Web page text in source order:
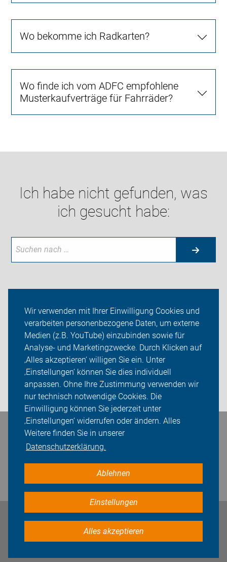
Wir verwenden mit Ihrer Einwilligung Cookies und
verarbeiten personenbezogene Daten, um externe
Medien (z.B. YouTube) einzubinden sowie für
Analyse- und Marketingzwecke. Durch Klicken auf
‚Alles akzeptieren‘ willigen Sie ein. Unter
‚Einstellungen‘ können Sie dies individuell
anpassen. Ohne Ihre Zustimmung verwenden wir
nur technisch notwendige Cookies. Die
Einwilligung können Sie jederzeit unter
‚Einstellungen‘ widerrufen oder ändern. Alles
Weitere finden Sie in unserer
Datenschutzerklärung.
Ablehnen
Einstellungen
Alles akzeptieren
Wo bekomme ich Radkarten?
Wo finde ich vom ADFC empfohlene
Musterkaufverträge für Fahrräder?
Ich habe nicht gefunden, was
ich gesucht habe:
ADFC Stahnsdorf
Sei dabei
Presse
Login
Bleiben Sie in Kontakt